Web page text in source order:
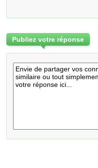
Publiez votre réponse